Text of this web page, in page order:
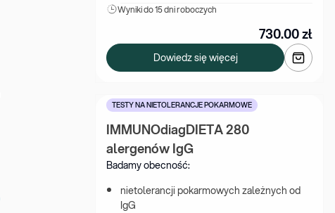
Wyniki do 15 dni roboczych
730.00zł
Dowiedz się więcej
TESTY NA NIETOLERANCJE POKARMOWE
IMMUNOdiagDIETA 280
alergenów IgG
Badamy obecność:
nietolerancji pokarmowych zależnych od
IgG